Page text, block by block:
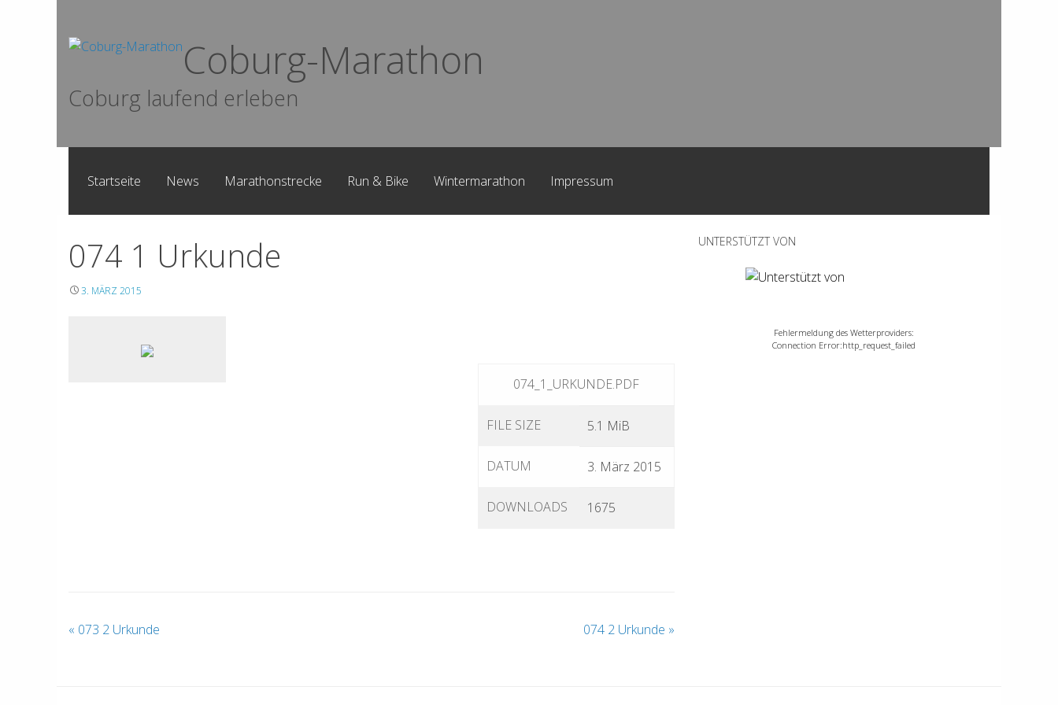
Coburg-Marathon
Coburg laufend erleben
Startseite News Marathonstrecke Run & Bike Wintermarathon Impressum
074 1 Urkunde
3. MÄRZ 2015
074_1_URKUNDE.PDF
FILE SIZE 5.1 MiB
DATUM 3. März 2015
DOWNLOADS 1675
« 073 2 Urkunde 074 2 Urkunde »
UNTERSTÜTZT VON
Fehlermeldung des Wetterproviders:
Connection Error:http_request_failed